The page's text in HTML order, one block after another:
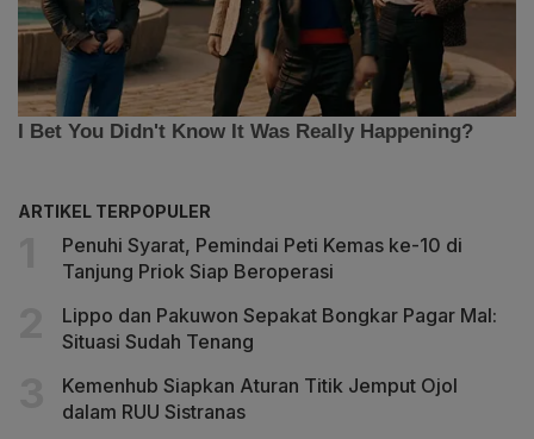
ARTIKEL TERPOPULER
Penuhi Syarat, Pemindai Peti Kemas ke-10 di
Tanjung Priok Siap Beroperasi
Lippo dan Pakuwon Sepakat Bongkar Pagar Mal:
Situasi Sudah Tenang
Kemenhub Siapkan Aturan Titik Jemput Ojol
dalam RUU Sistranas